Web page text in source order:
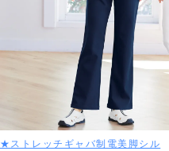
★ストレッチギャバ制電美脚シル